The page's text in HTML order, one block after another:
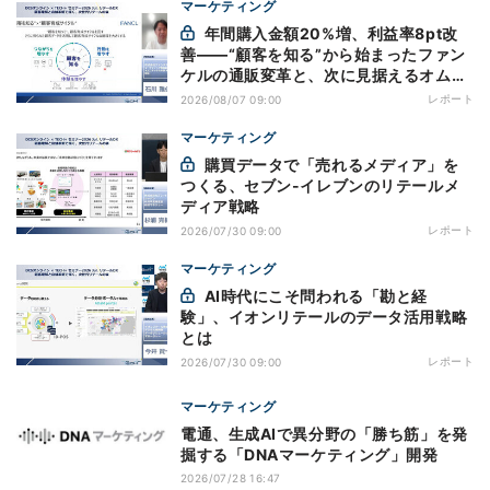
マーケティング
善——“顧客を知る”から始まったファン
ケルの通販変革と、次に見据えるオムニ
チャネル
2026/08/07 09:00 レポート
マーケティング
つくる、セブン-イレブンのリテールメ
ディア戦略
2026/07/30 09:00 レポート
マーケティング
験」、イオンリテールのデータ活用戦略
とは
2026/07/30 09:00 レポート
マーケティング
電通、生成AIで異分野の「勝ち筋」を発
掘する「DNAマーケティング」開発
2026/07/28 16:47